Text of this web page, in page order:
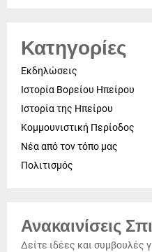
Κατηγορίες
Εκδηλώσεις
Ιστορία Βορείου Ηπείρου
Ιστορία της Ηπείρου
Κομμουνιστική Περίοδος
Νέα από τον τόπο μας
Πολιτισμός
Ανακαινίσεις
Δείτε ιδέες και συμβουλές